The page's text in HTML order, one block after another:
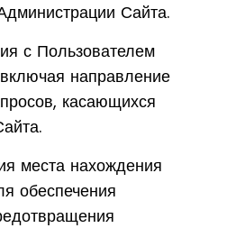
Сайта.
с Пользователем
направление
касающихся
места нахождения
обеспечения